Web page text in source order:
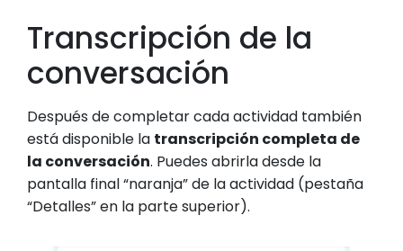
Transcripción de la
conversación
Después de completar cada actividad también
está disponible la transcripción completa de
la conversación. Puedes abrirla desde la
pantalla final “naranja” de la actividad (pestaña
“Detalles” en la parte superior).